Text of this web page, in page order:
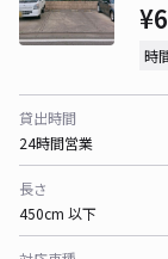
時
貸出時間
24時間営業
長さ
450cm 以下